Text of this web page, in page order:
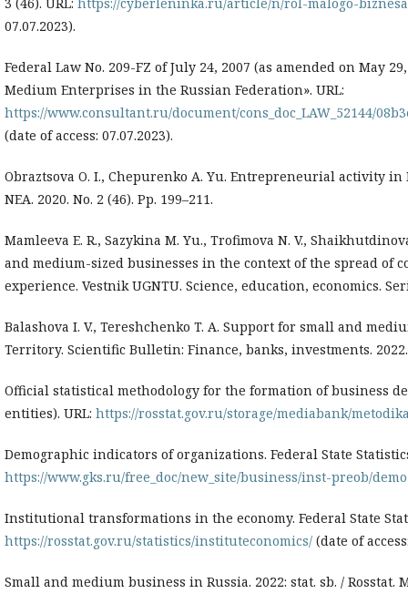
3 (46). URL: https://cyberleninka.ru/article/n/rol-malogo-
07.07.2023).
Federal Law No. 209-FZ of July 24, 2007 (as amended on May
Medium Enterprises in the Russian Federation». URL:
https://www.consultant.ru/document/cons_doc_LAW_52144/
(date of access: 07.07.2023).
Obraztsova O. I., Chepurenko A. Yu. Entrepreneurial activity
NEA. 2020. No. 2 (46). Pp. 199–211.
Mamleeva E. R., Sazykina M. Yu., Trofimova N. V.,
and medium-sized businesses in the context of the spread of
experience. Vestnik UGNTU. Science, education, economics.
Balashova I. V., Tereshchenko T. A. Support for small and
Territory. Scientific Bulletin: Finance, banks, investments. 2022.
Official statistical methodology for the formation of business
entities). URL: https://rosstat.gov.ru/storage/mediabank/
Demographic indicators of organizations. Federal State
https://www.gks.ru/free_doc/new_site/business/inst-preob/
Institutional transformations in the economy. Federal State
https://rosstat.gov.ru/statistics/instituteconomics/ (date of
Small and medium business in Russia. 2022: stat. sb. / Rosstat.